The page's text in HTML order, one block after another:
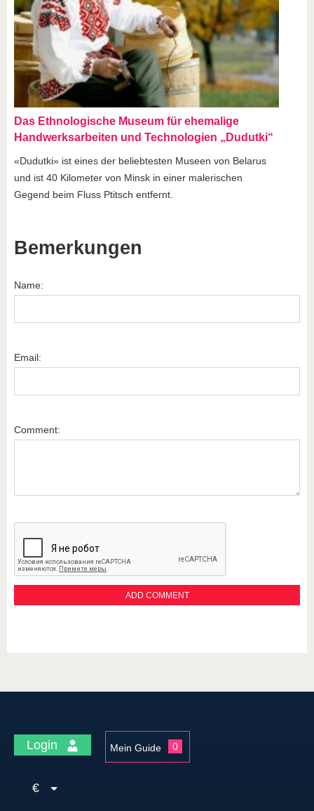
Das Ethnologische Museum für ehemalige
Handwerksarbeiten und Technologien „Dudutki“
«Dudutki» ist eines der beliebtesten Museen von Belarus
und ist 40 Kilometer von Minsk in einer malerischen
Gegend beim Fluss Ptitsch entfernt.
Bemerkungen
Name:
Email:
Comment:
Login Mein Guide 0
€